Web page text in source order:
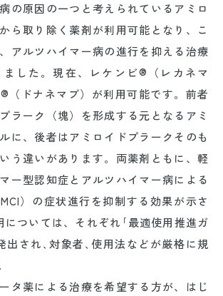
の原因の一つと考えられているアミロ
ら取り除く薬剤が利用可能となり、こ
アルツハイマー病の進行を抑える治療
した。現在、レケンビ®（レカネマ
（ドナネマブ）が利用可能です。前者
ラーク（塊）を形成する元となるアミ
に、後者はアミロイドプラークそのも
う違いがあります。両薬剤ともに、軽
ー型認知症とアルツハイマー病による
）の症状進行を抑制する効果が示さ
については、それぞれ｢最適使用推進ガ
出され､対象者､使用法などが厳格に規
タ薬による治療を希望する方が、はじ